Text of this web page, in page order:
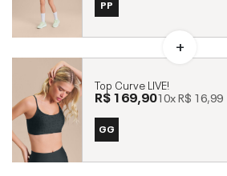
PP
Top Curve LIVE!
R$ 169,9010xR$ 16,99
GG